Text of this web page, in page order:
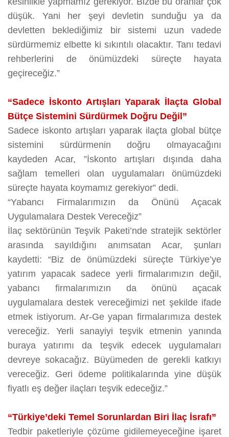
düşük. Yani her şeyi devletin sunduğu ya da
devletten beklediğimiz bir sistemi uzun vadede
sürdürmemiz elbette ki sıkıntılı olacaktır. Tanı tedavi
rehberlerini de önümüzdeki süreçte hayata
geçireceğiz.”
“Sadece İskonto Artışları Yaparak İlaçta Global
Bütçe Sistemini Sürdürmek Doğru Değil”
Sadece iskonto artışları yaparak ilaçta global bütçe
sistemini sürdürmenin doğru olmayacağını
kaydeden Acar, ”İskonto artışları dışında daha
sağlam temelleri olan uygulamaları önümüzdeki
süreçte hayata koymamız gerekiyor” dedi.
“Yabancı Firmalarımızın da Önünü Açacak
Uygulamalara Destek Vereceğiz”
İlaç sektörünün Teşvik Paketi’nde stratejik sektörler
arasında sayıldığını anımsatan Acar, şunları
kaydetti: “Biz de önümüzdeki süreçte Türkiye’ye
yatırım yapacak sadece yerli firmalarımızın değil,
yabancı firmalarımızın da önünü açacak
uygulamalara destek vereceğimizi net şekilde ifade
etmek istiyorum. Ar-Ge yapan firmalarımıza destek
vereceğiz. Yerli sanayiyi teşvik etmenin yanında
buraya yatırımı da teşvik edecek uygulamaları
devreye sokacağız. Büyümeden de gerekli katkıyı
vereceğiz. Geri ödeme politikalarında yine düşük
fiyatlı eş değer ilaçları teşvik edeceğiz.”
“Türkiye’deki Temel Sorunlardan Biri İlaç İsrafı”
Tedbir paketleriyle çözüme gidilemeyeceğine işaret